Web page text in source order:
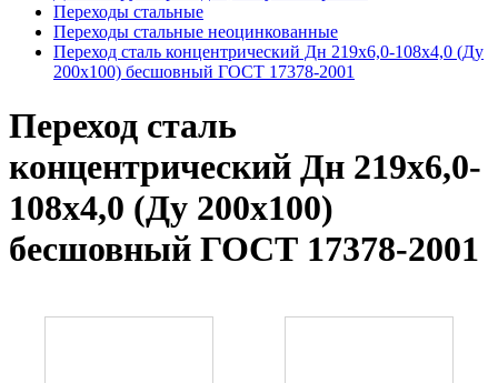
Переходы стальные
Переходы стальные неоцинкованные
Переход сталь концентрический Дн 219х6,0-108х4,0 (Ду
200х100) бесшовный ГОСТ 17378-2001
Переход сталь
концентрический Дн 219х6,0-
108х4,0 (Ду 200х100)
бесшовный ГОСТ 17378-2001